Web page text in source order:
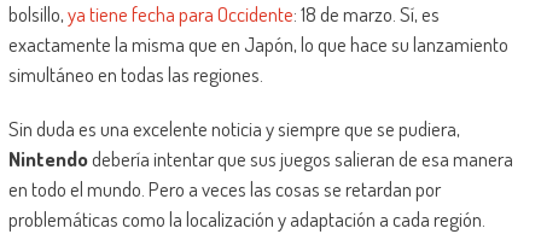
bolsillo,ya tiene fecha para Occidente: 18 de marzo. Sí, es
exactamente la misma que en Japón, lo que hace su lanzamiento
simultáneo en todas las regiones.
Sin duda es una excelente noticia y siempre que se pudiera,
Nintendodebería intentar que sus juegos salieran de esa manera
en todo el mundo. Pero a veces las cosas se retardan por
problemáticas como la localización y adaptación a cada región.